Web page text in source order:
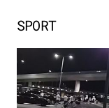
SPORT